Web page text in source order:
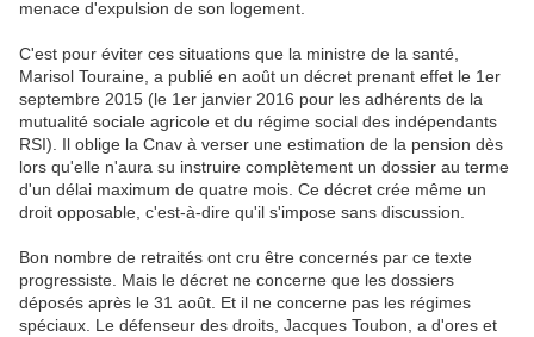
menace d'expulsion de son logement.
C'est pour éviter ces situations que la ministre de la santé,
Marisol Touraine, a publié en août un décret prenant effet le 1er
septembre 2015 (le 1er janvier 2016 pour les adhérents de la
mutualité sociale agricole et du régime social des indépendants
RSI). Il oblige la Cnav à verser une estimation de la pension dès
lors qu'elle n'aura su instruire complètement un dossier au terme
d'un délai maximum de quatre mois. Ce décret crée même un
droit opposable, c'est-à-dire qu'il s'impose sans discussion.
Bon nombre de retraités ont cru être concernés par ce texte
progressiste. Mais le décret ne concerne que les dossiers
déposés après le 31 août. Et il ne concerne pas les régimes
spéciaux. Le défenseur des droits, Jacques Toubon, a d'ores et